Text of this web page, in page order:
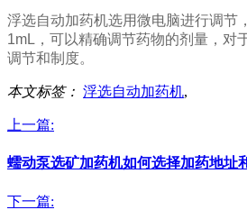
浮选自动加药机选用微电脑进行调节
1mL，可以精确调节药物的剂量，对
调节和制度。
本文标签： 浮选自动加药机,
上一篇:
蠕动泵选矿加药机如何选择加药地址
下一篇: